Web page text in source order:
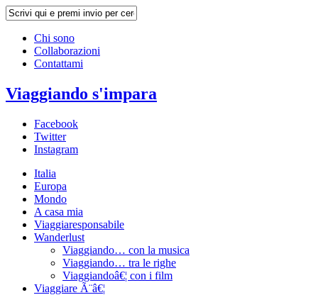
Chi sono
Collaborazioni
Contattami
Viaggiando s'impara
Facebook
Twitter
Instagram
Italia
Europa
Mondo
A casa mia
Viaggiaresponsabile
Wanderlust
Viaggiando… con la musica
Viaggiando… tra le righe
Viaggiandoâ€¦ con i film
Viaggiare Ã¨â€¦